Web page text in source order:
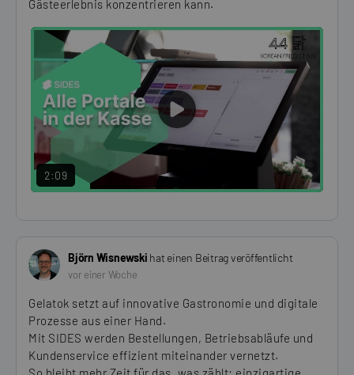
Gästeerlebnis konzentrieren kann.
PLAY
VIDEO
2:09
Björn Wisnewski hat einen Beitrag veröffentlicht
vor einer Woche
Gelatok setzt auf innovative Gastronomie und digitale
Prozesse aus einer Hand.
Mit SIDES werden Bestellungen, Betriebsabläufe und
Kundenservice effizient miteinander vernetzt.